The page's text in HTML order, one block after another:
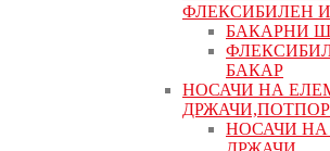
ФЛЕКСИБИЛЕН
БАКАРНИ
БАКАР
НОСАЧИ НА
НОСАЧИ